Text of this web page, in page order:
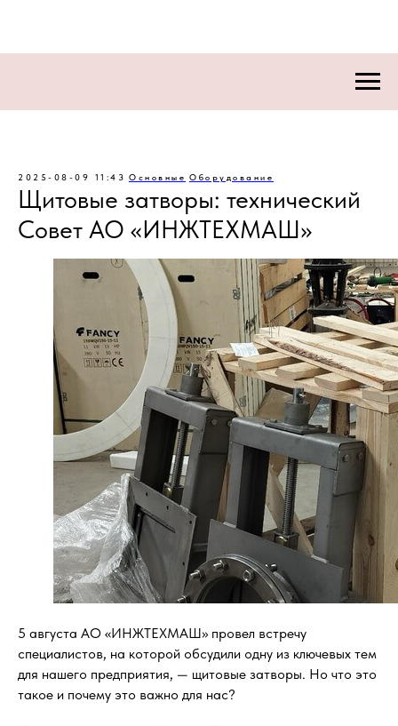
2025-08-09 11:43 Основные Оборудование
Щитовые затворы: технический
Совет АО «ИНЖТЕХМАШ»
5 августа АО «ИНЖТЕХМАШ» провел встречу
специалистов, на которой обсудили одну из ключевых тем
для нашего предприятия, — щитовые затворы. Но что это
такое и почему это важно для нас?